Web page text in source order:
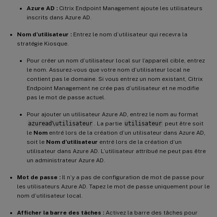
Azure AD : Citrix Endpoint Management ajoute les utilisateurs
inscrits dans Azure AD.
Nom d’utilisateur : Entrez le nom d’utilisateur qui recevra la
stratégie Kiosque.
Pour créer un nom d’utilisateur local sur l’appareil cible, entrez
le nom. Assurez-vous que votre nom d’utilisateur local ne
contient pas le domaine. Si vous entrez un nom existant, Citrix
Endpoint Management ne crée pas d’utilisateur et ne modifie
pas le mot de passe actuel.
Pour ajouter un utilisateur Azure AD, entrez le nom au format
azuread\utilisateur
. La partie utilisateur peut être soit
le Nom entré lors de la création d’un utilisateur dans Azure AD,
soit le Nom d’utilisateur entré lors de la création d’un
utilisateur dans Azure AD. L’utilisateur attribué ne peut pas être
un administrateur Azure AD.
Mot de passe : Il n’y a pas de configuration de mot de passe pour
les utilisateurs Azure AD. Tapez le mot de passe uniquement pour le
nom d’utilisateur local.
Afficher la barre des tâches : Activez la barre des tâches pour